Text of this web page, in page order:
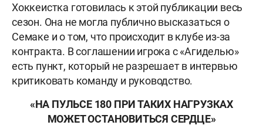
Хоккеистка готовилась к этой публикации весь
сезон. Она не могла публично высказаться о
Семаке и о том, что происходит в клубе из-за
контракта. В соглашении игрока с «Агиделью»
есть пункт, который не разрешает в интервью
критиковать команду и руководство.
«НА ПУЛЬСЕ 180 ПРИ ТАКИХ НАГРУЗКАХ
МОЖЕТ ОСТАНОВИТЬСЯ СЕРДЦЕ»